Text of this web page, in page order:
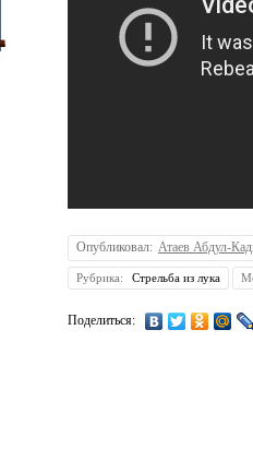
Опубликовал: Атаев Абдул-
Рубрика: Стрельба из лука
Поделиться: